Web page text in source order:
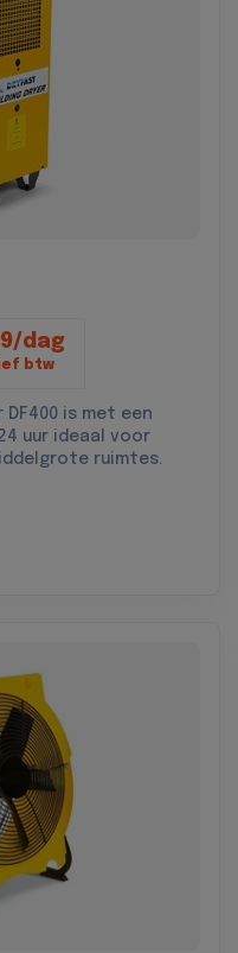
dag
btw
is met een
uur ideaal voor
ruimtes.